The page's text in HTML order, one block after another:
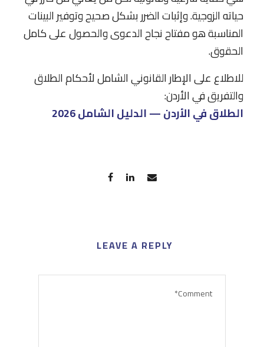
حياته الزوجية. وإثبات الضرر بشكل صحيح وتوفير البينات
المناسبة هو مفتاح نجاح الدعوى والحصول على كامل
الحقوق.
للاطلاع على الإطار القانوني الشامل لأحكام الطلاق
والتفريق في الأردن:
الطلاق في الأردن — الدليل الشامل 2026
LEAVE A REPLY